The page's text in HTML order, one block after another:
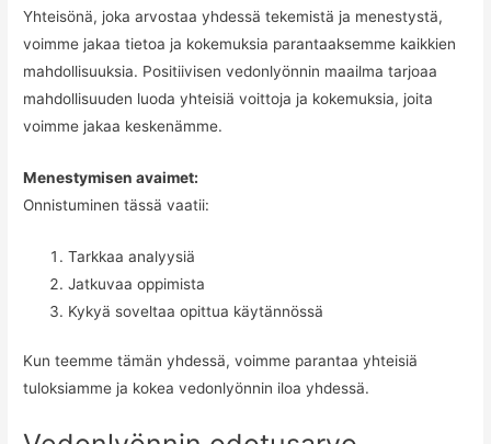
Yhteisönä, joka arvostaa yhdessä tekemistä ja menestystä,
voimme jakaa tietoa ja kokemuksia parantaaksemme kaikkien
mahdollisuuksia. Positiivisen vedonlyönnin maailma tarjoaa
mahdollisuuden luoda yhteisiä voittoja ja kokemuksia, joita
voimme jakaa keskenämme.
Menestymisen avaimet:
Onnistuminen tässä vaatii:
Tarkkaa analyysiä
Jatkuvaa oppimista
Kykyä soveltaa opittua käytännössä
Kun teemme tämän yhdessä, voimme parantaa yhteisiä
tuloksiamme ja kokea vedonlyönnin iloa yhdessä.